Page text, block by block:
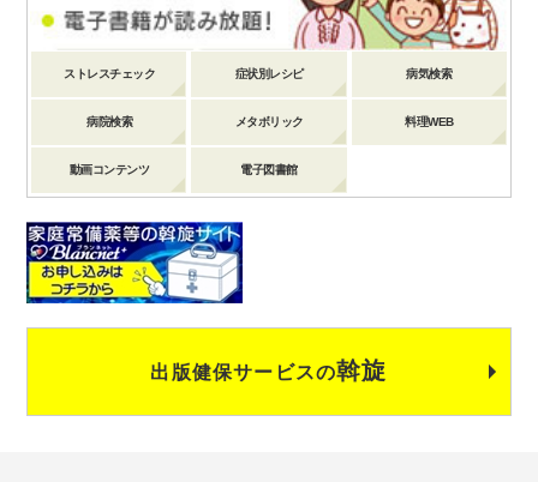
ストレスチェック 症状別レシピ 病気検索
病院検索 メタボリック 料理WEB
動画コンテンツ 電子図書館
出版健保サービスの斡旋